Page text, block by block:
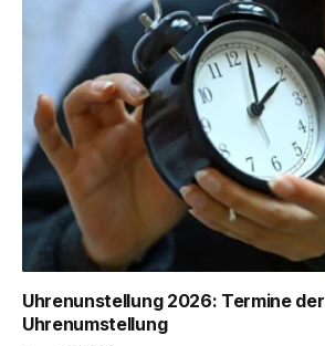
Uhrenunstellung 2026: Termine der
Uhrenumstellung